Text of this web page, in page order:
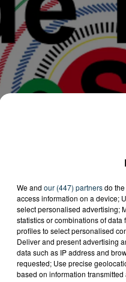
We and our (447) partnersdo
access information on a device;
select personalised advertising;
statistics or combinations of
profiles to select personalised
Deliver and present advertising
data such as IP address and
requested; Use precise
based on information transmitted